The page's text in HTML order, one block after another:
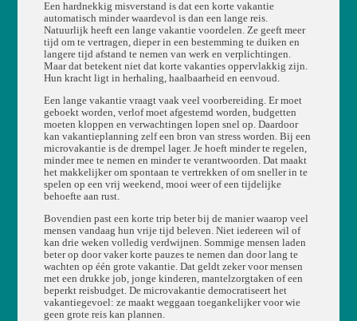
Een hardnekkig misverstand is dat een korte vakantie
automatisch minder waardevol is dan een lange reis.
Natuurlijk heeft een lange vakantie voordelen. Ze geeft meer
tijd om te vertragen, dieper in een bestemming te duiken en
langere tijd afstand te nemen van werk en verplichtingen.
Maar dat betekent niet dat korte vakanties oppervlakkig zijn.
Hun kracht ligt in herhaling, haalbaarheid en eenvoud.
Een lange vakantie vraagt vaak veel voorbereiding. Er moet
geboekt worden, verlof moet afgestemd worden, budgetten
moeten kloppen en verwachtingen lopen snel op. Daardoor
kan vakantieplanning zelf een bron van stress worden. Bij een
microvakantie is de drempel lager. Je hoeft minder te regelen,
minder mee te nemen en minder te verantwoorden. Dat maakt
het makkelijker om spontaan te vertrekken of om sneller in te
spelen op een vrij weekend, mooi weer of een tijdelijke
behoefte aan rust.
Bovendien past een korte trip beter bij de manier waarop veel
mensen vandaag hun vrije tijd beleven. Niet iedereen wil of
kan drie weken volledig verdwijnen. Sommige mensen laden
beter op door vaker korte pauzes te nemen dan door lang te
wachten op één grote vakantie. Dat geldt zeker voor mensen
met een drukke job, jonge kinderen, mantelzorgtaken of een
beperkt reisbudget. De microvakantie democratiseert het
vakantiegevoel: ze maakt weggaan toegankelijker voor wie
geen grote reis kan plannen.